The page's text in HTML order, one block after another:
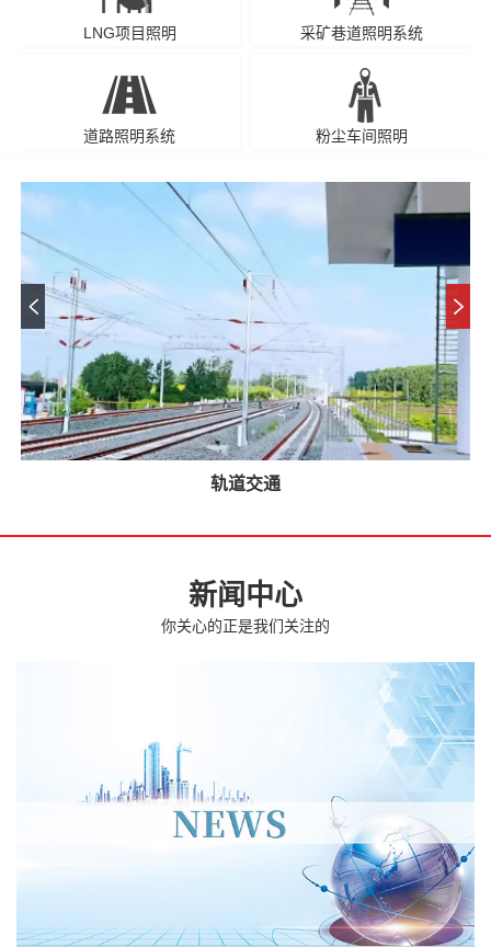
LNG项目照明 采矿巷道照明系统
道路照明系统 粉尘车间照明
轨道交通
新闻中心
你关心的正是我们关注的